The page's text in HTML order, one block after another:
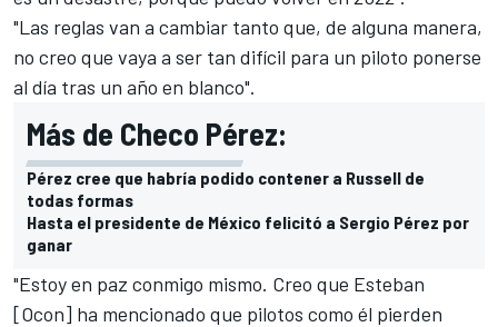
"Las reglas van a cambiar tanto que, de alguna manera,
no creo que vaya a ser tan difícil para un piloto ponerse
al día tras un año en blanco".
Más de Checo Pérez:
Pérez cree que habría podido contener a Russell de
todas formas
Hasta el presidente de México felicitó a Sergio Pérez por
ganar
"Estoy en paz conmigo mismo. Creo que Esteban
[Ocon] ha mencionado que pilotos como él pierden